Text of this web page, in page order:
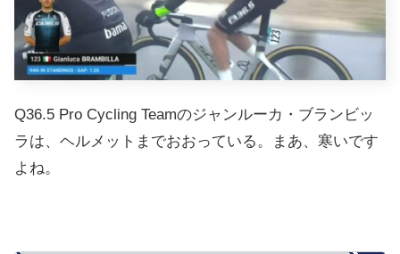
Q36.5 Pro Cycling Teamのジャンルーカ・ブランビッ
ラは、ヘルメットまでおおっている。まあ、寒いです
よね。